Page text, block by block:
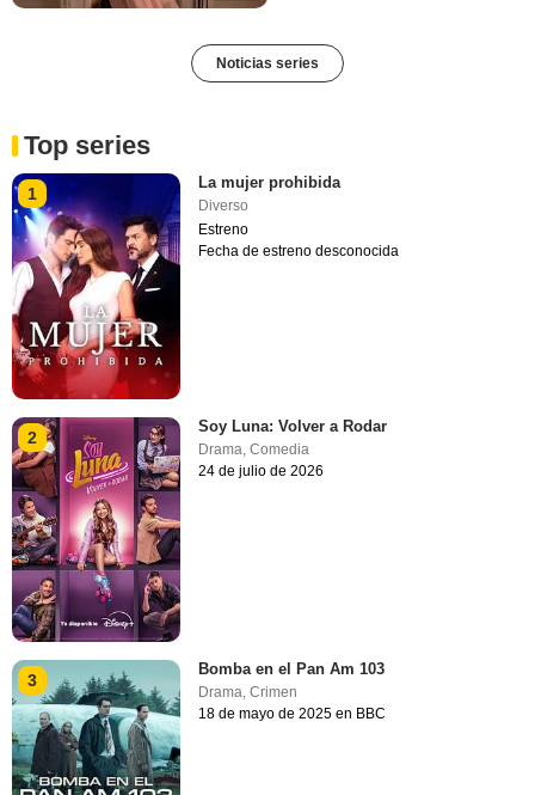
Noticias series
Top series
1
La mujer prohibida
Diverso
Estreno
Fecha de estreno desconocida
2
Soy Luna: Volver a Rodar
Drama ,Comedia
24 de julio de 2026
3
Bomba en el Pan Am 103
Drama,Crimen
18 de mayo de 2025 en BBC